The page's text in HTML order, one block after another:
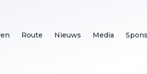
Route Nieuws Media